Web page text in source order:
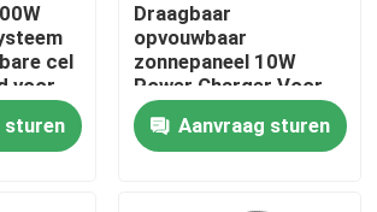
cel
voor
sturen
Draagbaar
opvouwbaar
zonnepaneel 10W
Power Charger Voor
kamperen Reis
WandelenAanvraag sturen